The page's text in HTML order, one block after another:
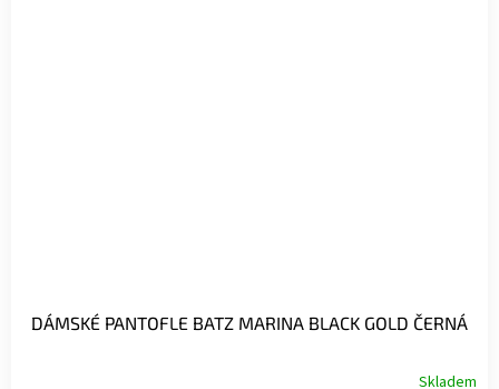
DÁMSKÉ PANTOFLE BATZ MARINA BLACK GOLD ČERNÁ
Skladem